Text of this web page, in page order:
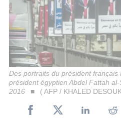
Des portraits du président français
président égyptien Abdel Fattah
2016
( AFP / KHALED